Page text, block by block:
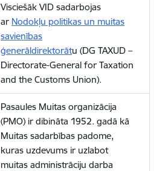
Visciešāk VID sadarbojas
ar Nodokļu politikas un muitas
savienības
ģenerāldirektorātu (DG TAXUD –
Directorate-General for Taxation
and the Customs Union).
Pasaules Muitas organizācija
(PMO) ir dibināta 1952. gadā kā
Muitas sadarbības padome,
kuras uzdevums ir uzlabot
muitas administrāciju darba